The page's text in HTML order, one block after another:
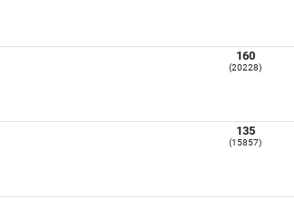
160
(20228)
135
(15857)